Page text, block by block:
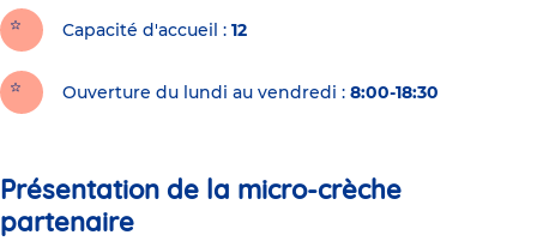
Capacité d'accueil 12
Ouverture du lundi au vendredi : 8:00-18:30
Présentation de la micro-crèche
partenaire